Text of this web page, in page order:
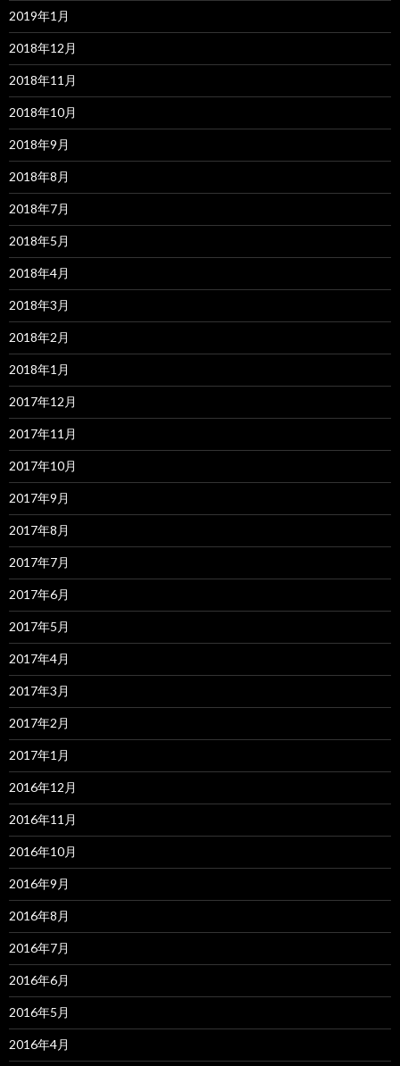
2019年1月
2018年12月
2018年11月
2018年10月
2018年9月
2018年8月
2018年7月
2018年5月
2018年4月
2018年3月
2018年2月
2018年1月
2017年12月
2017年11月
2017年10月
2017年9月
2017年8月
2017年7月
2017年6月
2017年5月
2017年4月
2017年3月
2017年2月
2017年1月
2016年12月
2016年11月
2016年10月
2016年9月
2016年8月
2016年7月
2016年6月
2016年5月
2016年4月